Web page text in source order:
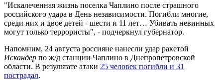
"Искалеченная жизнь поселка Чаплино после страшного
российского удара в День независимости. Погибли многие,
среди них и двое детей - шести и 11 лет… Убивать невинных
могут только террористы", - подчеркнул губернатор.
Напомним, 24 августа россияне нанесли удар ракетой
Искандер по ж/д станции Чаплино в Днепропетровской
области. В результате атаки 25 человек погибли и 31
пострадал.